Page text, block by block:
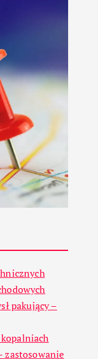
pakujący –
zastosowanie